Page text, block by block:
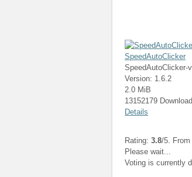
SpeedAutoClicker
SpeedAutoClicker-
Version: 1.6.2
2.0 MiB
13152179
Details
Rating: 3.8/5. From
Please wait...
Voting is currently